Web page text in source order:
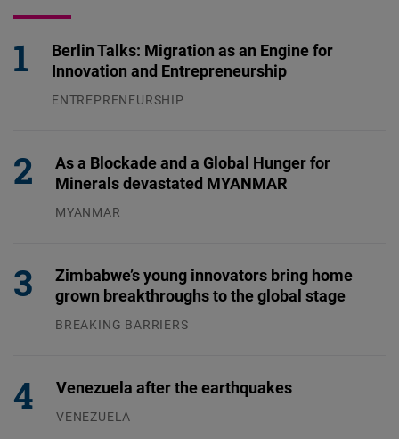
Berlin Talks: Migration as an Engine for
Innovation and Entrepreneurship
ENTREPRENEURSHIP
As a Blockade and a Global Hunger for
Minerals devastated MYANMAR
MYANMAR
Zimbabwe’s young innovators bring home
grown breakthroughs to the global stage
BREAKING BARRIERS
Venezuela after the earthquakes
VENEZUELA